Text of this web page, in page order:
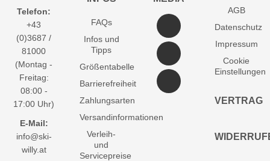
Telefon:
+43
(0)3687 /
81000
(Montag -
Freitag:
08:00 -
17:00 Uhr)
E-Mail:
info@ski-
willy.at
FAQs
Infos und
Tipps
Größentabelle
Barrierefreiheit
Zahlungsarten
Versandinformationen
Verleih-
und
Servicepreise
AGB
Datenschutz
Impressum
Cookie
Einstellungen
VERTRAG